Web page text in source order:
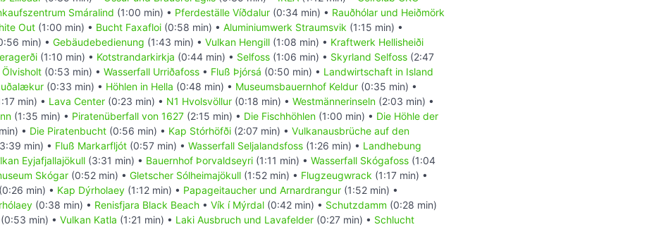
Smáralind (1:00 min) • Pferdeställe Víðdalur (0:34 min) • Rauðhólar und Heiðmörk
Out (1:00 min) • Bucht Faxafloi (0:58 min) • Aluminiumwerk Straumsvik (1:15 min) •
min) • Gebäudebedienung (1:43 min) • Vulkan Hengill (1:08 min) • Kraftwerk Hellisheiði
(1:10 min) • Kotstrandarkirkja (0:44 min) • Selfoss (1:06 min) • Skyrland Selfoss (2:47
Ölvisholt (0:53 min) • Wasserfall Urriðafoss • Fluß Þjórsá (0:50 min) • Landwirtschaft in Island
(0:33 min) • Höhlen in Hella (0:48 min) • Museumsbauernhof Keldur (0:35 min) •
min) • Lava Center (0:23 min) • N1 Hvolsvöllur (0:18 min) • Westmännerinseln (2:03 min) •
(1:35 min) • Piratenüberfall von 1627 (2:15 min) • Die Fischhöhlen (1:00 min) • Die Höhle der
• Die Piratenbucht (0:56 min) • Kap Stórhöfði (2:07 min) • Vulkanausbrüche auf den
min) • Fluß Markarfljót (0:57 min) • Wasserfall Seljalandsfoss (1:26 min) • Landhebung
Eyjafjallajökull (3:31 min) • Bauernhof Þorvaldseyri (1:11 min) • Wasserfall Skógafoss (1:04
Skógar (0:52 min) • Gletscher Sólheimajökull (1:52 min) • Flugzeugwrack (1:17 min) •
(0:26 min) • Kap Dýrholaey (1:12 min) • Papageitaucher und Arnardrangur (1:52 min) •
(0:38 min) • Renisfjara Black Beach • Vík í Mýrdal (0:42 min) • Schutzdamm (0:28 min)
(0:53 min) • Vulkan Katla (1:21 min) • Laki Ausbruch und Lavafelder (0:27 min) • Schlucht